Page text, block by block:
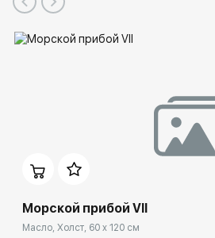
Морской прибой VII
Масло, Холст, 60 x 120 см